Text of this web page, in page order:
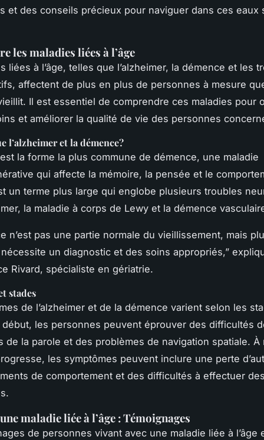
et des conseils précieux pour naviguer dans ces eaux
les maladies liées à l’âge
liées à l’âge, telles que l’alzheimer, la démence et les
affectent de plus en plus de personnes à mesure
Il est essentiel de comprendre ces maladies pour
et améliorer la qualité de vie des personnes
l’alzheimer et la démence?
est la forme la plus commune de démence, une maladie
qui affecte la mémoire, la pensée et le
un terme plus large qui englobe plusieurs troubles
la maladie à corps de Lewy et la démence
n’est pas une partie normale du vieillissement, mais
un diagnostic et des soins appropriés,”
Rivard, spécialiste en gériatrie.
stades
de l’alzheimer et de la démence varient selon les
début, les personnes peuvent éprouver des difficultés
de la parole et des problèmes de navigation spatiale. À
les symptômes peuvent inclure une perte
de comportement et des difficultés à effectuer
maladie liée à l’âge : Témoignages
de personnes vivant avec une maladie liée à l’âge